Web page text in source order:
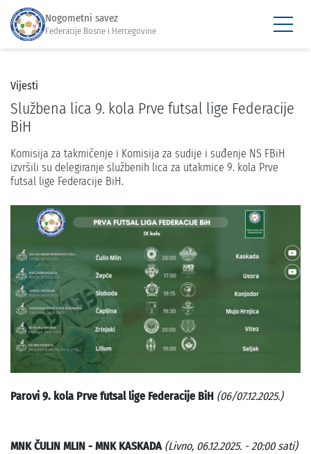
Nogometni savez
Federacije Bosne i Hercegovine
Vijesti
Službena lica 9. kola Prve futsal lige Federacije
BiH
Komisija za takmičenje i Komisija za sudije i suđenje NS FBiH
izvršili su delegiranje službenih lica za utakmice 9. kola Prve
futsal lige Federacije BiH.
Parovi 9. kola Prve futsal lige Federacije BiH (06/07.12.2025.)
MNK ČULIN MLIN - MNK KASKADA (Livno, 06.12.2025. - 20:00 sati)